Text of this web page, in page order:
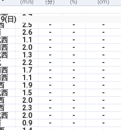
(m/s) (分) (%) (cm)
9(日) 2.7
2.5 - -
-
2.6 - -
-
1.1 - -
-
2.0 - -
-
1.3 - -
-
2.2 - -
-
1.7 - -
-
1.1 - -
-
1.9 - -
-
1.5 - -
-
2.0 - -
-
2.3 - -
-
2.0 - -
-
0.9 - -
-